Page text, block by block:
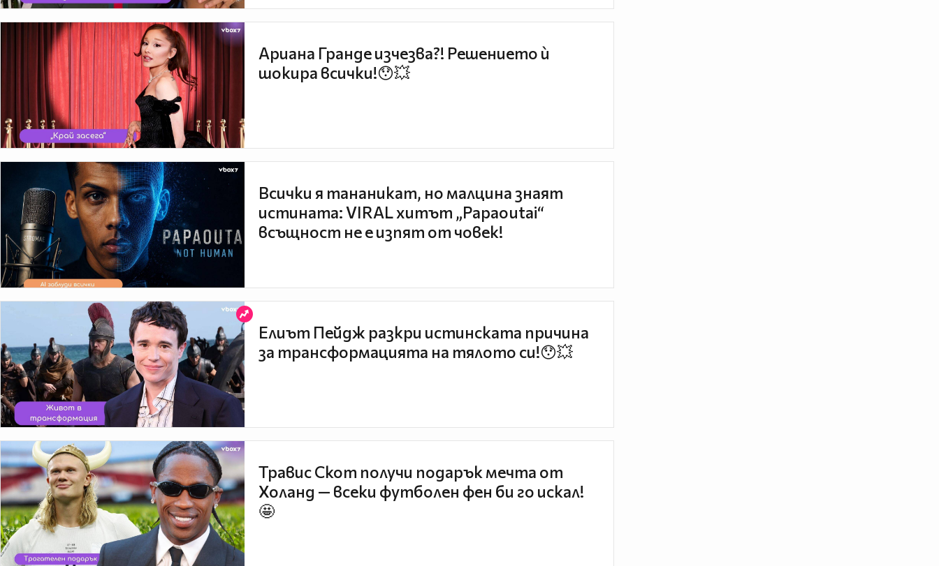
Ариана Гранде изчезва?! Решението ѝ
шокира всички!😯💥
Всички я тананикат, но малцина знаят
истината: VIRAL хитът „Papaoutai“
всъщност не е изпят от човек!
Елиът Пейдж разкри истинската причина
за трансформацията на тялото си!😯💥
Травис Скот получи подарък мечта от
Холанд — всеки футболен фен би го искал!
🤩